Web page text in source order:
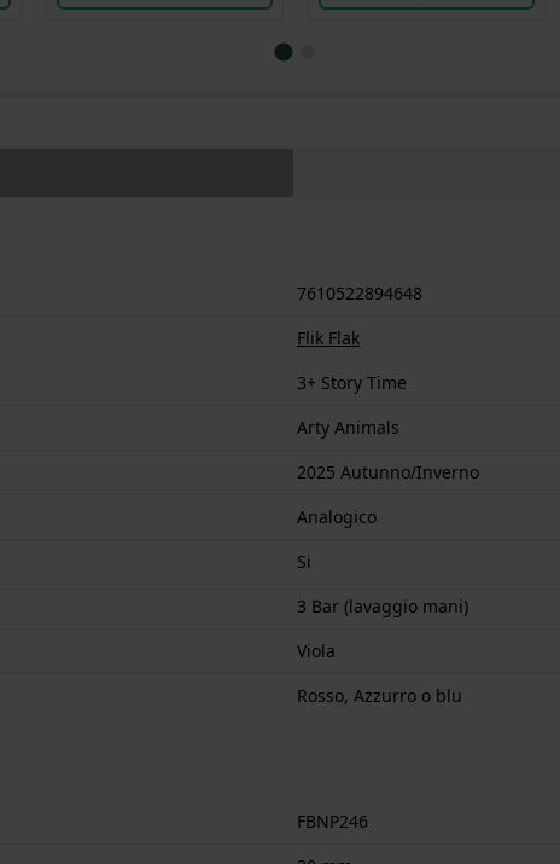
7610522894648
Flik Flak
3+ Story Time
Arty Animals
2025 Autunno/Inverno
Analogico
Si
3 Bar (lavaggio mani)
Viola
Rosso, Azzurro o blu
FBNP246